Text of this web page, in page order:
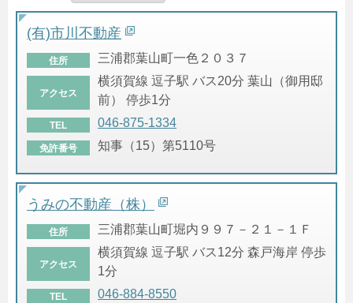
(有)市川不動産
住所 三浦郡葉山町一色２０３７
アクセス
横須賀線 逗子駅 バス20分 葉山（御用邸
前） 停歩1分
TEL 046-875-1334
免許番号 知事（15）第5110号
うみの不動産（株）
住所 三浦郡葉山町堀内９９７－２１－１Ｆ
アクセス
横須賀線 逗子駅 バス12分 森戸海岸 停歩
1分
TEL 046-884-8550